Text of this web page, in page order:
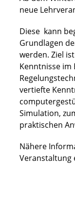
neue
Diese kann
Grundlagen
werden. Ziel
Kenntnisse im
vertiefte
Simulation,
praktischen
Nähere
Veranstaltung